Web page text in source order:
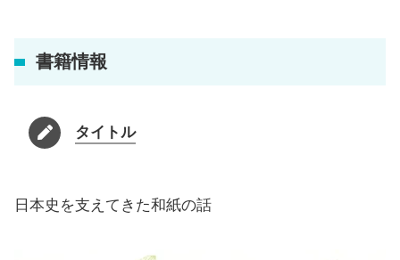
書籍情報
タイトル
日本史を支えてきた和紙の話